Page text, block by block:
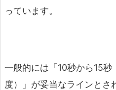
っています。
一般的には「10秒から15
度）」が妥当なラインとさ